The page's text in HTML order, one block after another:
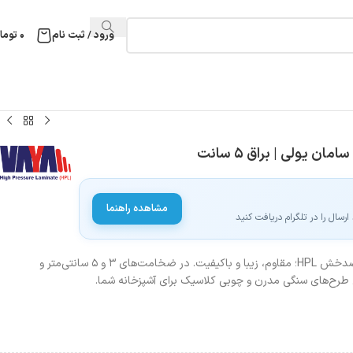
ورود / ثبت نام ۰
را در تلگرام دریافت کنید
مشاهده راهنما
خرید صفحه کابینت MDF با روکش ضدخش HPL؛ مقاوم، زیبا و باکیفیت. در ضخامت‌های ۳ و ۵ سانتی‌متر و